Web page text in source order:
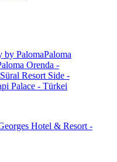
by PalomaPaloma
Orenda -
Süral Resort Side -
Palace - Türkei
Hotel & Resort -